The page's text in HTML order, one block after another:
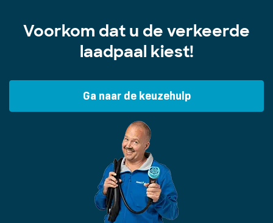
Voorkom dat u de verkeerde
laadpaal kiest!
Ga naar de keuzehulp